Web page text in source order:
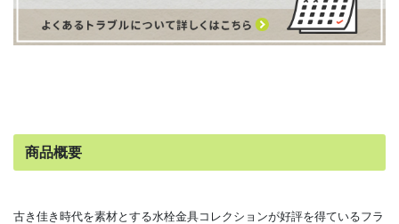
商品概要
古き佳き時代を素材とする水栓金具コレクションが好評を得ているフラ